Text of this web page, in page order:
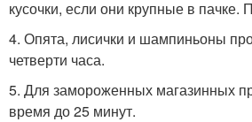
кусочки, если они крупные в пачке.
4. Опята, лисички и шампиньоны
четверти часа.
5. Для замороженных магазинных
время до 25 минут.